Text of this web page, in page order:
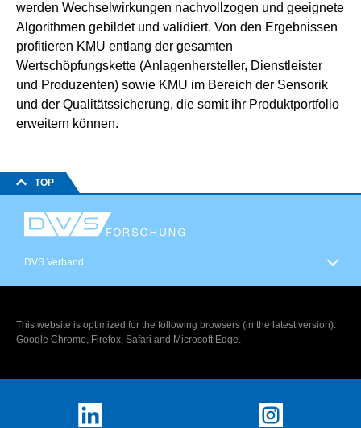
werden Wechselwirkungen nachvollzogen und geeignete
Algorithmen gebildet und validiert. Von den Ergebnissen
profitieren KMU entlang der gesamten
Wertschöpfungskette (Anlagenhersteller, Dienstleister
und Produzenten) sowie KMU im Bereich der Sensorik
und der Qualitätssicherung, die somit ihr Produktportfolio
erweitern können.
TOP
DVS Verband
This website is optimized for the following browsers (in the latest version):
Google Chrome, Firefox, Safari and Microsoft Edge.